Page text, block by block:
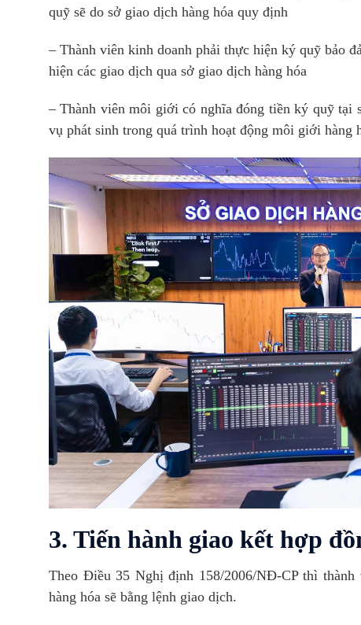
quỹ sẽ do sở giao dịch hàng hóa quy định
– Thành viên kinh doanh phải thực hiện ký quỹ bảo
hiện các giao dịch qua sở giao dịch hàng hóa
– Thành viên môi giới có nghĩa đóng tiền ký quỹ tại
vụ phát sinh trong quá trình hoạt động môi giới hàng
3. Tiến hành giao kết hợp
Theo Điều 35 Nghị định 158/2006/NĐ-CP thì
hàng hóa sẽ bằng lệnh giao dịch.